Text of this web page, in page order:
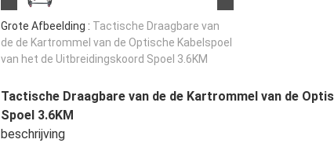
Grote Afbeelding : Tactische Draagbare van
de de Kartrommel van de Optische Kabelspoel
van het de Uitbreidingskoord Spoel 3.6KM
Tactische Draagbare van de de Kartrommel van de
Spoel 3.6KM
beschrijving